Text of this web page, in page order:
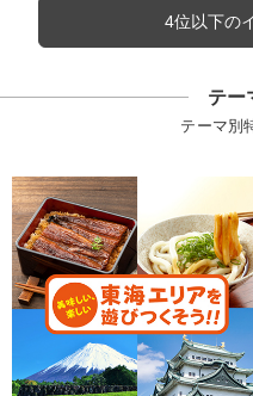
4位以下の
テー
テーマ別